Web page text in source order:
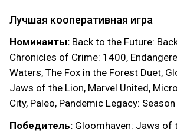
Лучшая кооперативная игра
Номинанты: Back to the Future:
Chronicles of Crime: 1400,
Waters, The Fox in the Forest Duet,
Jaws of the Lion, Marvel United,
City, Paleo, Pandemic Legacy: Season
Победитель: Gloomhaven: Jaws of